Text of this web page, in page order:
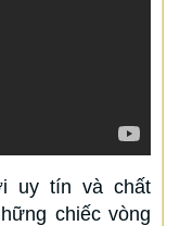
uy tín và chất
chiếc vòng